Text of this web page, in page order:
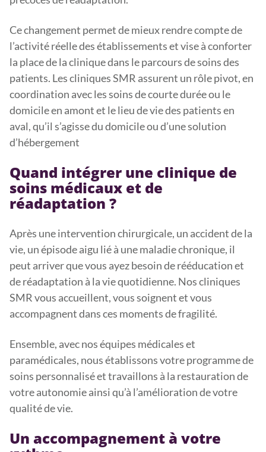
Ce changement permet de mieux rendre compte de
l’activité réelle des établissements et vise à conforter
la place de la clinique dans le parcours de soins des
patients. Les cliniques SMR assurent un rôle pivot, en
coordination avec les soins de courte durée ou le
domicile en amont et le lieu de vie des patients en
aval, qu’il s’agisse du domicile ou d’une solution
d’hébergement
Quand intégrer une clinique de
soins médicaux et de
réadaptation ?
Après une intervention chirurgicale, un accident de la
vie, un épisode aigu lié à une maladie chronique, il
peut arriver que vous ayez besoin de rééducation et
de réadaptation à la vie quotidienne. Nos cliniques
SMR vous accueillent, vous soignent et vous
accompagnent dans ces moments de fragilité.
Ensemble, avec nos équipes médicales et
paramédicales, nous établissons votre programme de
soins personnalisé et travaillons à la restauration de
votre autonomie ainsi qu’à l’amélioration de votre
qualité de vie.
Un accompagnement à votre